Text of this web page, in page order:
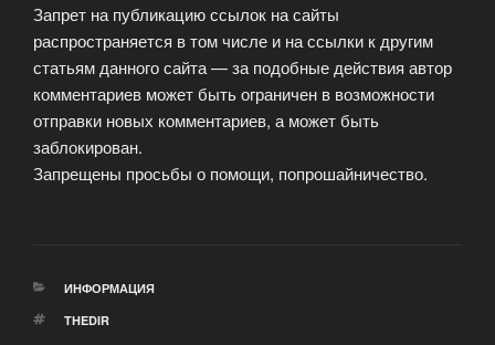
Запрет на публикацию ссылок на сайты
распространяется в том числе и на ссылки к другим
статьям данного сайта — за подобные действия автор
комментариев может быть ограничен в возможности
отправки новых комментариев, а может быть
заблокирован.
Запрещены просьбы о помощи, попрошайничество.
РУБРИКИ
ИНФОРМАЦИЯ
МЕТКИ
THEDIR